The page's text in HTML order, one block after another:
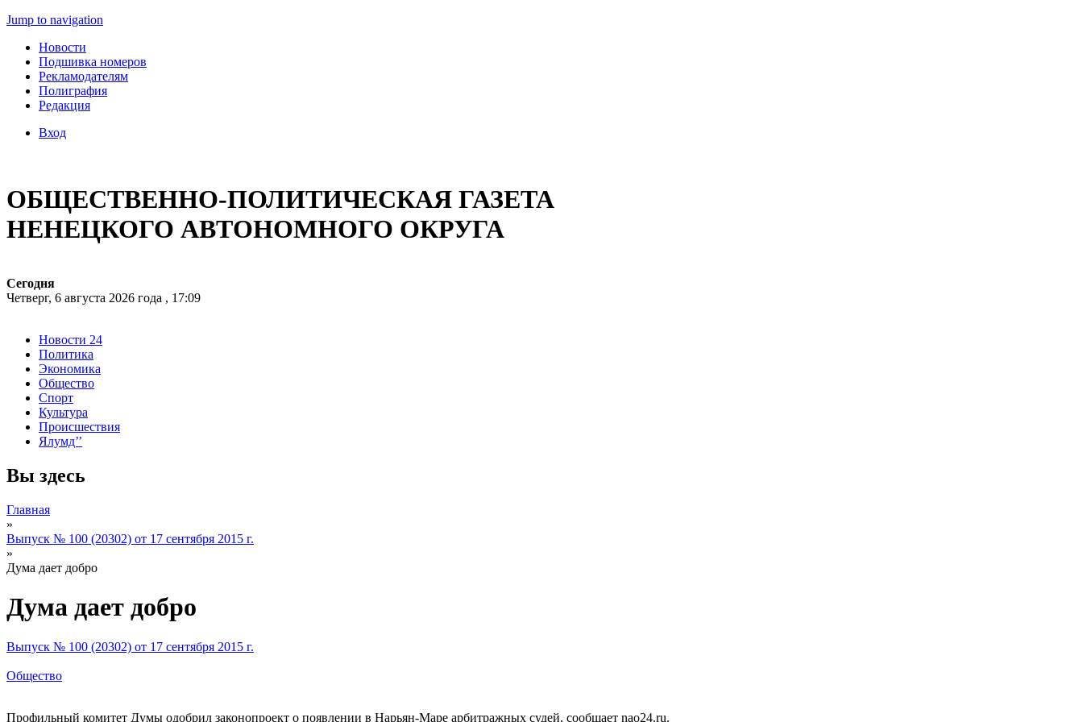
Jump to navigation
Новости
Подшивка номеров
Рекламодателям
Полиграфия
Редакция
Вход
ОБЩЕСТВЕННО-ПОЛИТИЧЕСКАЯ ГАЗЕТА
НЕНЕЦКОГО АВТОНОМНОГО ОКРУГА
Сегодня
Четверг, 6 августа 2026 года , 17:09
Новости 24
Политика
Экономика
Общество
Спорт
Культура
Происшествия
Ялумд’’
Вы здесь
Главная
»
Выпуск № 100 (20302) от 17 сентября 2015 г.
»
Дума дает добро
Дума дает добро
Выпуск № 100 (20302) от 17 сентября 2015 г.
Общество
Профильный комитет Думы одобрил законопроект о появлении в Нарьян-Маре арбитражных судей, сообщает nao24.ru.